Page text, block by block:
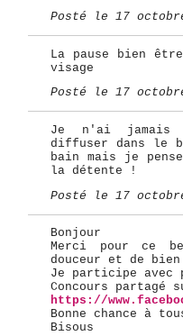
Posté le 17
La pause bien
visage
Posté le 17
Je n'ai jamais
diffuser dans le
bain mais je
la détente !
Posté le 17
Bonjour
Merci pour ce
douceur et de
Je participe
Concours partagé
https://
Bonne chance à
Bisous